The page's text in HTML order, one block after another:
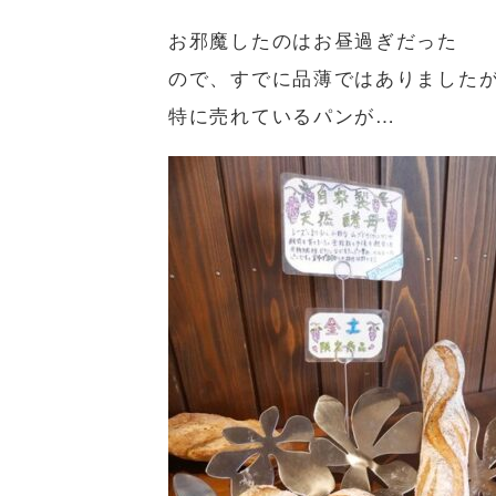
お邪魔したのはお昼過ぎだった
ので、すでに品薄ではありました
特に売れているパンが…